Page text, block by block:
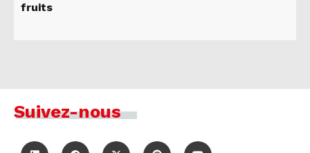
fruits
Suivez-nous